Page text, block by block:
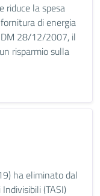
riduce la spesa
di energia
28/12/2007, il
risparmio sulla
ha eliminato dal
(TASI)